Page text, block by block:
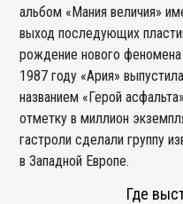
альбом «Мания величия»
выход последующих
рождение нового
1987 году «Ария»
названием «Герой
отметку в миллион
гастроли сделали группу
в Западной Европе.
Где